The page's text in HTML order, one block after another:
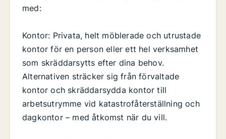
med:
Kontor: Privata, helt möblerade och utrustade
kontor för en person eller ett hel verksamhet
som skräddarsytts efter dina behov.
Alternativen sträcker sig från förvaltade
kontor och skräddarsydda kontor till
arbetsutrymme vid katastrofåterställning och
dagkontor – med åtkomst när du vill.